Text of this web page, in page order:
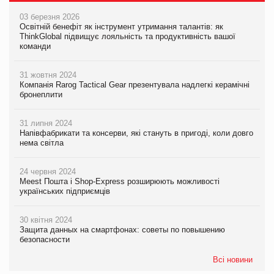
03 березня 2026
Освітній бенефіт як інструмент утримання талантів: як
ThinkGlobal підвищує лояльність та продуктивність вашої
команди
31 жовтня 2024
Компанія Rarog Tactical Gear презентувала надлегкі керамічні
бронеплити
31 липня 2024
Напівфабрикати та консерви, які стануть в пригоді, коли довго
нема світла
24 червня 2024
Meest Пошта і Shop-Express розширюють можливості
українських підприємців
30 квітня 2024
Защита данных на смартфонах: советы по повышению
безопасности
Всі новини